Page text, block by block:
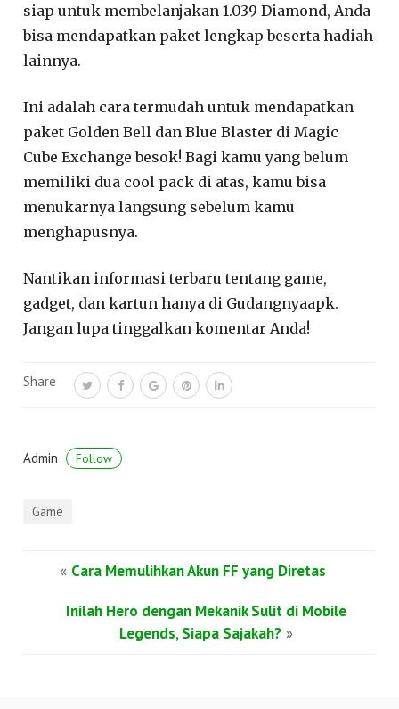
siap untuk membelanjakan 1.039 Diamond, Anda
bisa mendapatkan paket lengkap beserta hadiah
lainnya.
Ini adalah cara termudah untuk mendapatkan
paket Golden Bell dan Blue Blaster di Magic
Cube Exchange besok! Bagi kamu yang belum
memiliki dua cool pack di atas, kamu bisa
menukarnya langsung sebelum kamu
menghapusnya.
Nantikan informasi terbaru tentang game,
gadget, dan kartun hanya di Gudangnyaapk.
Jangan lupa tinggalkan komentar Anda!
Share
Admin Follow
Game
« Cara Memulihkan Akun FF yang Diretas
Inilah Hero dengan Mekanik Sulit di Mobile
Legends, Siapa Sajakah? »